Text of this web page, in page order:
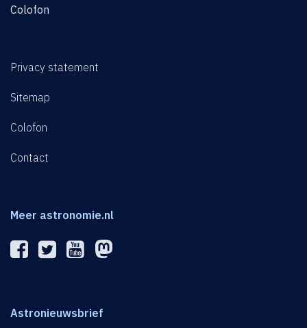
Colofon
Privacy statement
Sitemap
Colofon
Contact
Meer astronomie.nl
Astronieuwsbrief